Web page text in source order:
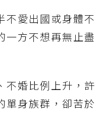
不愛出國或身體不
一方不想再無止盡
不婚比例上升，許
單身族群，卻苦於